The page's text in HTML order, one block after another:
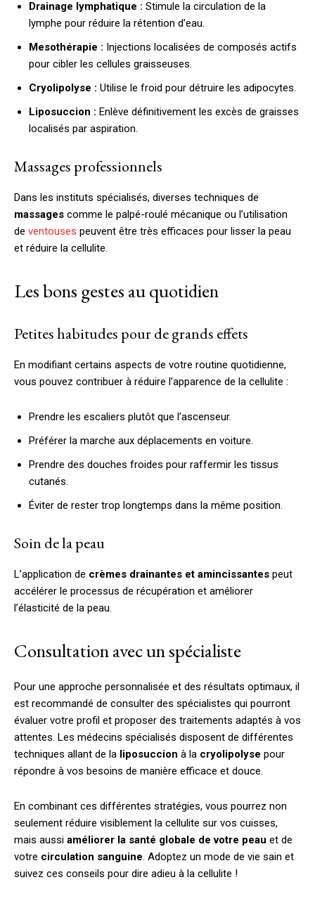
Drainage lymphatique : Stimule la circulation de la
lymphe pour réduire la rétention d’eau.
Mesothérapie : Injections localisées de composés actifs
pour cibler les cellules graisseuses.
Cryolipolyse : Utilise le froid pour détruire les adipocytes.
Liposuccion : Enlève définitivement les excès de graisses
localisés par aspiration.
Massages professionnels
Dans les instituts spécialisés, diverses techniques de
massages comme le palpé-roulé mécanique ou l’utilisation
de ventouses peuvent être très efficaces pour lisser la peau
et réduire la cellulite.
Les bons gestes au quotidien
Petites habitudes pour de grands effets
En modifiant certains aspects de votre routine quotidienne,
vous pouvez contribuer à réduire l’apparence de la cellulite :
Prendre les escaliers plutôt que l’ascenseur.
Préférer la marche aux déplacements en voiture.
Prendre des douches froides pour raffermir les tissus
cutanés.
Éviter de rester trop longtemps dans la même position.
Soin de la peau
L’application de crèmes drainantes et amincissantes peut
accélérer le processus de récupération et améliorer
l’élasticité de la peau.
Consultation avec un spécialiste
Pour une approche personnalisée et des résultats optimaux, il
est recommandé de consulter des spécialistes qui pourront
évaluer votre profil et proposer des traitements adaptés à vos
attentes. Les médecins spécialisés disposent de différentes
techniques allant de la liposuccion à la cryolipolyse pour
répondre à vos besoins de manière efficace et douce.
En combinant ces différentes stratégies, vous pourrez non
seulement réduire visiblement la cellulite sur vos cuisses,
mais aussi améliorer la santé globale de votre peau et de
votre circulation sanguine. Adoptez un mode de vie sain et
suivez ces conseils pour dire adieu à la cellulite !